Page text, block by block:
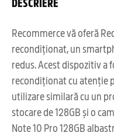
Recommerce vă oferă
recondiționat, un
redus. Acest dispozitiv a
recondiționat cu atenție
utilizare similară cu un
stocare de 128GB și o
Note 10 Pro 128GB